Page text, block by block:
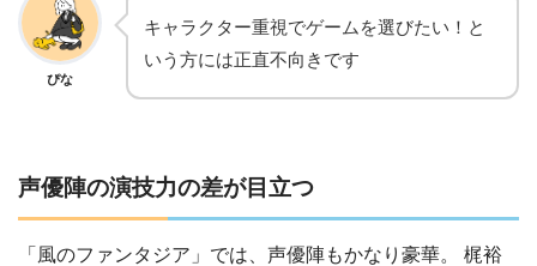
ぴな
キャラクター重視でゲームを選びたい！と
いう方には正直不向きです
声優陣の演技力の差が目立つ
「風のファンタジア」では、声優陣もかなり豪華。 梶裕